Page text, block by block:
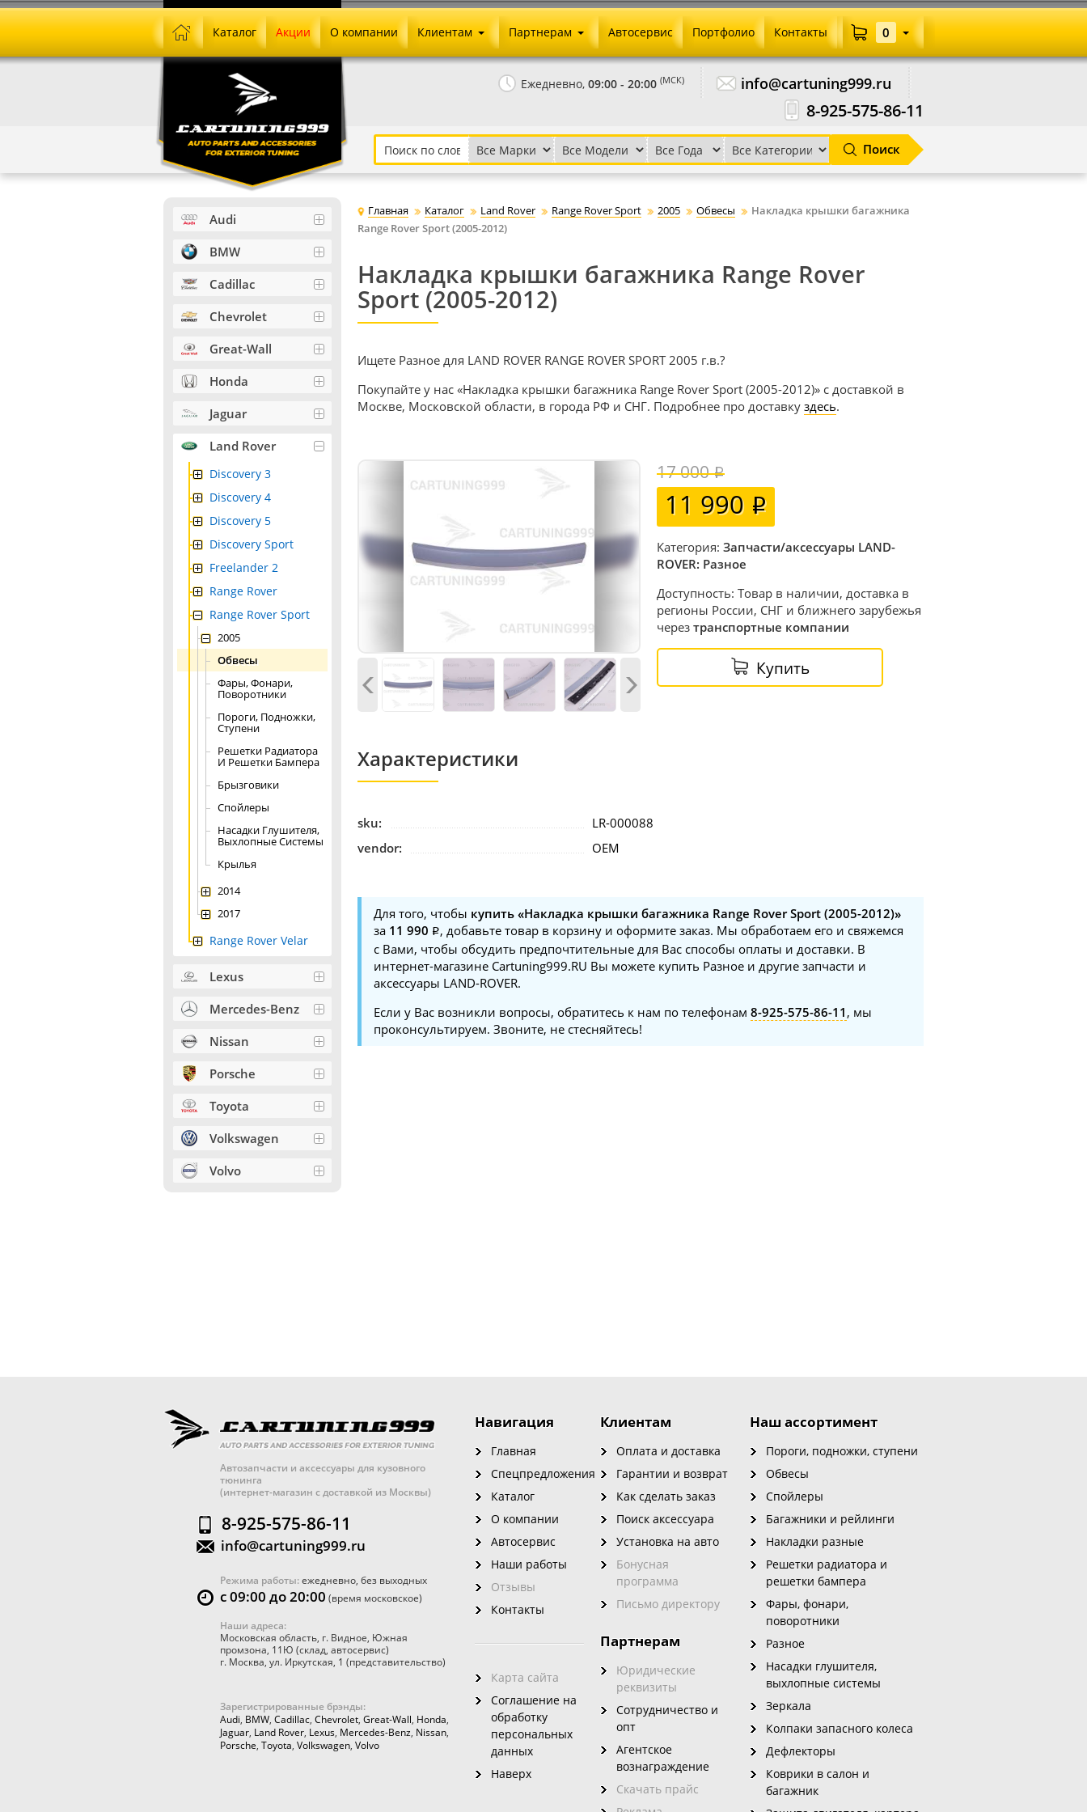
Ежедневно, 09:00 - 20:00 (МСК) info@cartuning999.ru
8-925-575-86-11
Поиск
Каталог Акции О компании Клиентам
Как сделать заказ
Установка на авто
Письмо директору
Партнерам
Агентское вознаграждение
Скачать прайс
Автосервис Портфолио Контакты 0
Главная Каталог Land Rover Range Rover Sport 2005 Обвесы
Накладка крышки багажника
Range Rover Sport (2005-2012)
Накладка крышки багажника Range Rover
Sport (2005-2012)
Ищете Разное для LAND ROVER RANGE ROVER SPORT 2005 г.в.?
Покупайте у нас «Накладка крышки багажника Range Rover Sport (2005-2012)» с доставкой в
Москве, Московской области, в города РФ и СНГ. Подробнее про доставку здесь.
17 000
11 990
Категория: Запчасти/аксессуары LAND-
ROVER: Разное
Доступность: Товар в наличии, доставка в
регионы России, СНГ и ближнего зарубежья
через транспортные компании
Купить
Характеристики
sku:
LR-000088
vendor:
ОЕМ
Для того, чтобы купить «Накладка крышки багажника Range Rover Sport (2005-2012)»
за 11 990
, добавьте товар в корзину и оформите заказ. Мы обработаем его и свяжемся
с Вами, чтобы обсудить предпочтительные для Вас способы оплаты и доставки. В
интернет-магазине Cartuning999.RU Вы можете купить Разное и другие запчасти и
аксессуары LAND-ROVER.
Если у Вас возникли вопросы, обратитесь к нам по телефонам 8-925-575-86-11 , мы
проконсультируем. Звоните, не стесняйтесь!
Audi
BMW
Cadillac
Chevrolet
Great-Wall
Honda
Jaguar
Land Rover
Discovery 3
Discovery 4
Discovery 5
Discovery Sport
Freelander 2
Range Rover
Range Rover Sport
2005
Обвесы
Фары, Фонари,
Поворотники
Пороги, Подножки,
Ступени
Решетки Радиатора
И Решетки Бампера
Брызговики
Спойлеры
Насадки Глушителя,
Выхлопные Системы
Крылья
2014
2017
Range Rover Velar
Lexus
Mercedes-Benz
Nissan
Porsche
Toyota
Volkswagen
Volvo
Автозапчасти и аксессуары для кузовного
тюнинга
(интернет-магазин с доставкой из Москвы)
8-925-575-86-11
info@cartuning999.ru
Режима работы:ежедневно, без выходных
с 09:00 до 20:00 (время московское)
Наши адреса:
Московская область, г. Видное, Южная
промзона, 11Ю (склад, автосервис)
г. Москва, ул. Иркутская, 1 (представительство)
Зарегистрированные брэнды:
Audi, BMW, Cadillac, Chevrolet, Great-Wall, Honda,
Jaguar, Land Rover, Lexus, Mercedes-Benz, Nissan,
Porsche, Toyota, Volkswagen, Volvo
Наш ассортимент
Пороги, подножки, ступени
Обвесы
Спойлеры
Багажники и рейлинги
Накладки разные
Решетки радиатора и
решетки бампера
Фары, фонари,
поворотники
Разное
Насадки глушителя,
выхлопные системы
Зеркала
Колпаки запасного колеса
Дефлекторы
Коврики в салон и
багажник
Навигация
Главная
Спецпредложения
Каталог
О компании
Автосервис
Наши работы
Отзывы
Контакты
Карта сайта
Соглашение на
обработку
персональных
данных
Наверх
Клиентам
Оплата и доставка
Гарантии и возврат
Как сделать заказ
Поиск аксессуара
Установка на авто
Бонусная
программа
Письмо директору
Партнерам
Юридические
реквизиты
Сотрудничество и
опт
Агентское
вознаграждение
Скачать прайс